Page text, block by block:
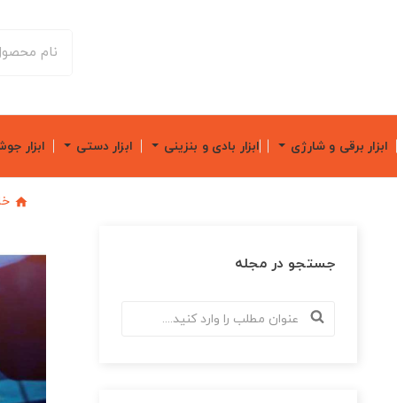
ابزار برقی و شارژی ابزار بادی و بنزینی ابزار دستی ابزار
جستجو در مجله